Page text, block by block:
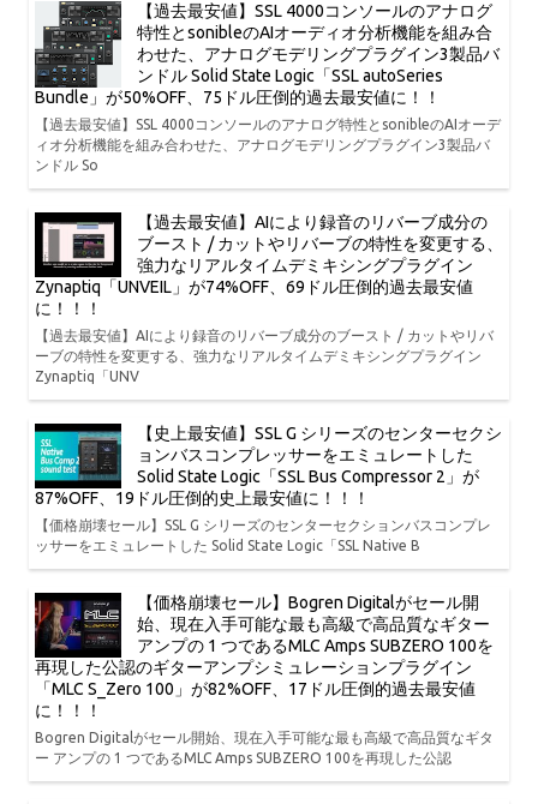
【過去最安値】SSL 4000コンソールのアナログ
特性とsonibleのAIオーディオ分析機能を組み合
わせた、アナログモデリングプラグイン3製品バ
ンドル Solid State Logic「SSL autoSeries
Bundle」が50%OFF、75ドル圧倒的過去最安値に！！
【過去最安値】SSL 4000コンソールのアナログ特性とsonibleのAIオーデ
ィオ分析機能を組み合わせた、アナログモデリングプラグイン3製品バ
ンドル So
【過去最安値】AIにより録音のリバーブ成分の
ブースト / カットやリバーブの特性を変更する、
強力なリアルタイムデミキシングプラグイン
Zynaptiq「UNVEIL」が74%OFF、69ドル圧倒的過去最安値
に！！！
【過去最安値】AIにより録音のリバーブ成分のブースト / カットやリバ
ーブの特性を変更する、強力なリアルタイムデミキシングプラグイン
Zynaptiq「UNV
【史上最安値】SSL G シリーズのセンターセクシ
ョンバスコンプレッサーをエミュレートした
Solid State Logic「SSL Bus Compressor 2」が
87%OFF、19ドル圧倒的史上最安値に！！！
【価格崩壊セール】SSL G シリーズのセンターセクションバスコンプレ
ッサーをエミュレートした Solid State Logic「SSL Native B
【価格崩壊セール】Bogren Digitalがセール開
始、現在入手可能な最も高級で高品質なギター
アンプの 1 つであるMLC Amps SUBZERO 100を
再現した公認のギターアンプシミュレーションプラグイン
「MLC S_Zero 100」が82%OFF、17ドル圧倒的過去最安値
に！！！
Bogren Digitalがセール開始、現在入手可能な最も高級で高品質なギタ
ー アンプの 1 つであるMLC Amps SUBZERO 100を再現した公認